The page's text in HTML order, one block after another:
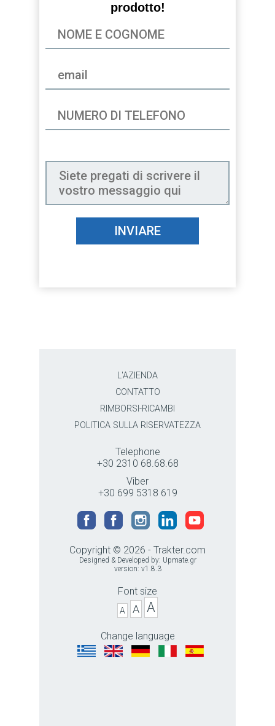
prodotto!
INVIARE
L'AZIENDA
CONTATTO
RIMBORSI-RICAMBI
POLITICA SULLA RISERVATEZZA
Telephone
+30 2310 68.68.68
Viber
+30 699 5318 619
Copyright © 2026 - Trakter.com
Designed & Developed by: Upmate.gr
version: v1.8.3
Font size
A A A
Change language